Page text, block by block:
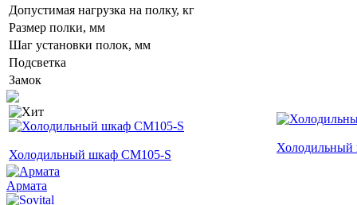
Допустимая нагрузка на полку, кг
Размер полки, мм
Шаг установки полок, мм
Подсветка
Замок
Холодильный шкаф CM105-S
Холодильный
Армата